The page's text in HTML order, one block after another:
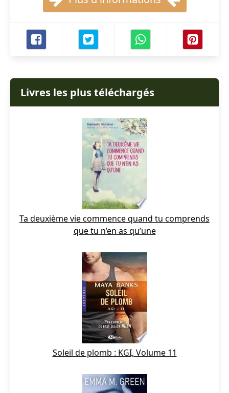
Livres les plus téléchargés
Ta deuxième vie commence quand tu comprends
que tu n’en as qu’une
Soleil de plomb : KGI, Volume 11